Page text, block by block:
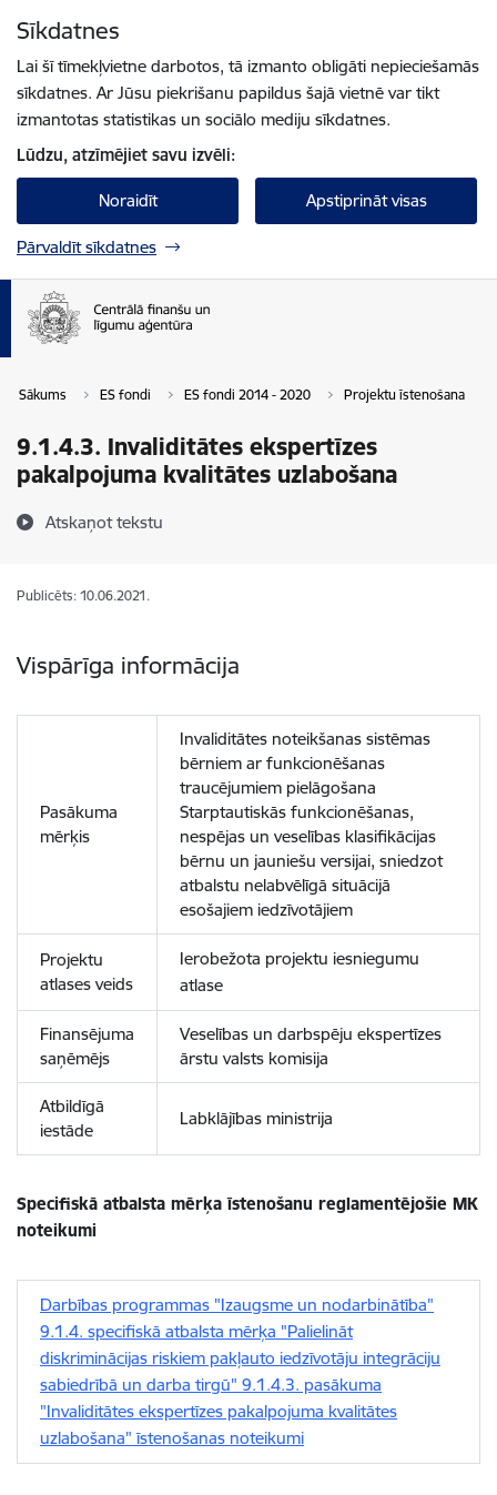
Sīkdatnes
Lai šī tīmekļvietne darbotos, tā izmanto obligāti nepieciešamās
sīkdatnes. Ar Jūsu piekrišanu papildus šajā vietnē var tikt
izmantotas statistikas un sociālo mediju sīkdatnes.
Lūdzu, atzīmējiet savu izvēli:
Noraidīt Apstiprināt visas
Pārvaldīt sīkdatnes
Sākums ES fondi ES fondi 2014 - 2020 Projektu īstenošana
9.1.4.3. Invaliditātes ekspertīzes
pakalpojuma kvalitātes uzlabošana
Atskaņot tekstu
Publicēts: 10.06.2021.
Vispārīga informācija
Pasākuma
mērķis
Invaliditātes noteikšanas sistēmas
bērniem ar funkcionēšanas
traucējumiem pielāgošana
Starptautiskās funkcionēšanas,
nespējas un veselības klasifikācijas
bērnu un jauniešu versijai, sniedzot
atbalstu nelabvēlīgā situācijā
esošajiem iedzīvotājiem
Projektu
atlases veids
Ierobežota projektu iesniegumu
atlase
Finansējuma
saņēmējs
Veselības un darbspēju ekspertīzes
ārstu valsts komisija
Atbildīgā
iestāde
Labklājības ministrija
Specifiskā atbalsta mērķa īstenošanu reglamentējošie MK
noteikumi
Darbības programmas "Izaugsme un nodarbinātība"
9.1.4. specifiskā atbalsta mērķa "Palielināt
diskriminācijas riskiem pakļauto iedzīvotāju integrāciju
sabiedrībā un darba tirgū" 9.1.4.3. pasākuma
"Invaliditātes ekspertīzes pakalpojuma kvalitātes
uzlabošana" īstenošanas noteikumi